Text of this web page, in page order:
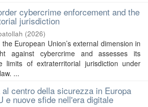
cybercrime enforcement and the
jurisdiction
(2026)
European Union’s external dimension in
against cybercrime and assesses its
limits of extraterritorial jurisdiction under
...
centro della sicurezza in Europa
e nuove sfide nell'era digitale